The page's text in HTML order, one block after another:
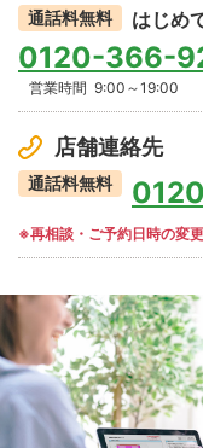
通話料無料 はじめ
0120-366-
営業時間 9:00～19:00
店舗連絡先
通話料無料
※再相談・ご予約日時の変